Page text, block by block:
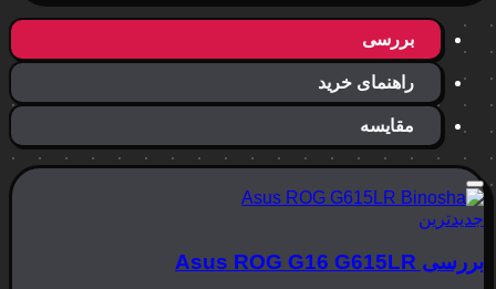
بررسی
راهنمای خرید
مقایسه
جدیدترین
بررسی Asus ROG G16 G615LR